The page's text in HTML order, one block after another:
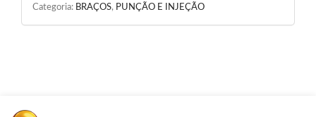
Categoria: BRAÇOS, PUNÇÃO E INJEÇÃO